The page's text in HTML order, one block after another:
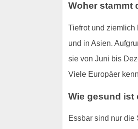
Woher stammt
Tiefrot und ziemlich
und in Asien.
sie von Juni bis
Viele Europäer
Wie gesund ist
Essbar sind nur die